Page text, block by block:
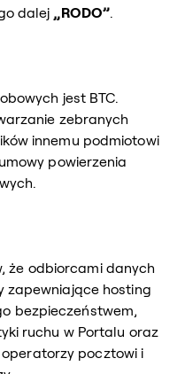
dalej „RODO”.
jest BTC.
zebranych
innemu podmiotowi
powierzenia
że odbiorcami danych
zapewniające hosting
bezpieczeństwem,
ruchu w Portalu oraz
pocztowi i